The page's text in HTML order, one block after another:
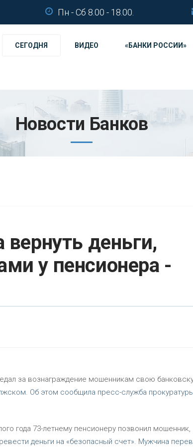
Пн - Сб 8.00 - 18.00.
СЕГОДНЯ ВИДЕО «БАНКИ РОССИИ»
Новости Банков
деньги,
у пенсионера -
за вознаграждение мошенникам свою
Об этом сообщила пресс-служба
года 73-летнему пенсионеру позвонил мошенник,
деньги на «безопасный счет». Мужчина